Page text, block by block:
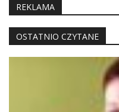
REKLAMA
OSTATNIO CZYTANE